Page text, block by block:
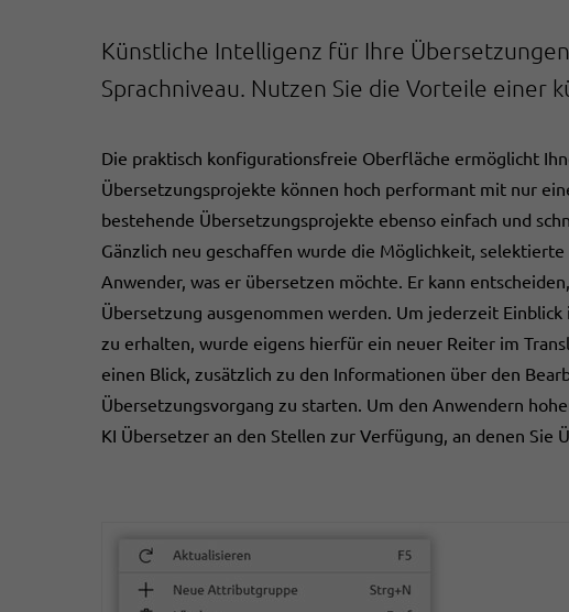
Künstliche Intelligenz für Ihre
Sprachniveau. Nutzen Sie die Vorteile einer
Die praktisch konfigurationsfreie Oberfläche ermöglicht
Übersetzungsprojekte können hoch performant mit nur
bestehende Übersetzungsprojekte ebenso einfach und
Gänzlich neu geschaffen wurde die Möglichkeit,
Anwender, was er übersetzen möchte. Er kann
Übersetzung ausgenommen werden. Um jederzeit
zu erhalten, wurde eigens hierfür ein neuer Reiter im
einen Blick, zusätzlich zu den Informationen über den
Übersetzungsvorgang zu starten. Um den Anwendern
KI Übersetzer an den Stellen zur Verfügung, an denen Sie